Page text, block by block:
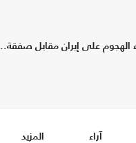
الهجوم على إيران مقابل صفقة..
آراء المزيد